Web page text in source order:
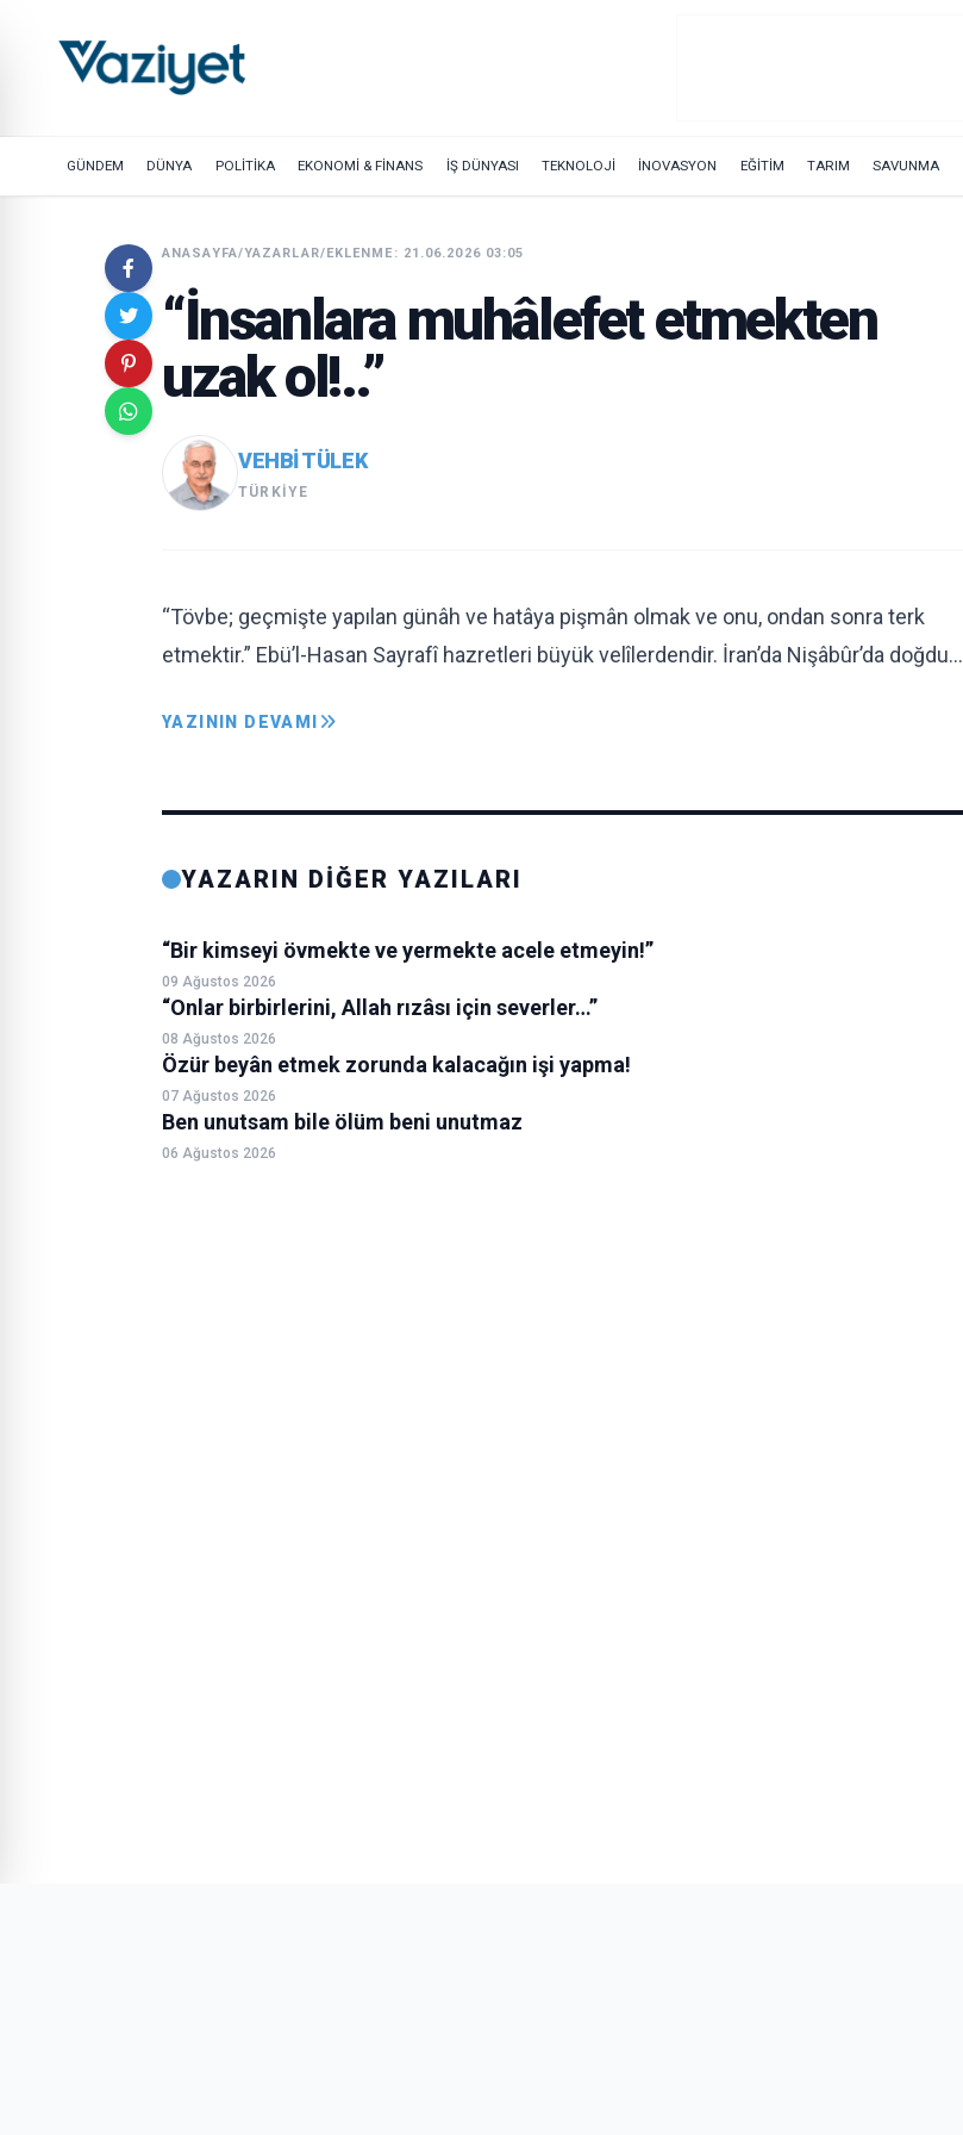
GÜNDEM DÜNYA POLİTİKA EKONOMİ & FİNANS İŞ DÜNYASI TEKNOLOJİ İNOVASYON EĞİTİM TARIM SAVUNMA
ANASAYFA/YAZARLAR/EKLENME: 21.06.2026 03:05
“İnsanlara muhâlefet etmekten
uzak ol!..”
VEHBI TÜLEK
TÜRKIYE
“Tövbe; geçmişte yapılan günâh ve hatâya pişmân olmak ve onu, ondan sonra terk
etmektir.” Ebü’l-Hasan Sayrafî hazretleri büyük velîlerdendir. İran’da Nişâbûr’da doğdu…
YAZININ DEVAMI
YAZARIN DİĞER YAZILARI
“Bir kimseyi övmekte ve yermekte acele etmeyin!”
09 Ağustos 2026
“Onlar birbirlerini, Allah rızâsı için severler…”
08 Ağustos 2026
Özür beyân etmek zorunda kalacağın işi yapma!
07 Ağustos 2026
Ben unutsam bile ölüm beni unutmaz
06 Ağustos 2026